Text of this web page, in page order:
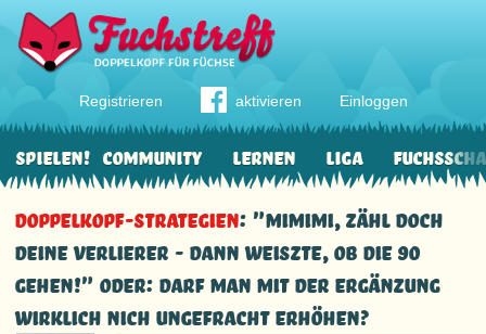
Registrieren aktivieren Einloggen
Community Lernen Liga
Spielen!
Doppelkopf-Strategien: "Mimimi, zähl doch
Deine Verlierer - dann weiszte, ob die 90
gehen!" oder: darf man mit der Ergänzung
wirklich nich ungefracht erhöhen?